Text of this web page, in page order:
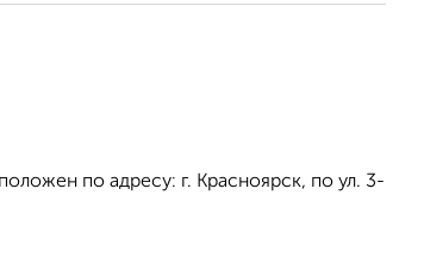
по адресу: г. Красноярск, по ул. 3-